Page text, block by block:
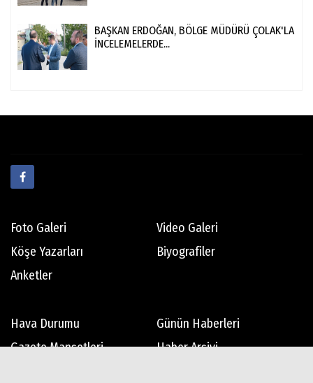
BAŞKAN ERDOĞAN, BÖLGE MÜDÜRÜ ÇOLAK'LA
İNCELEMELERDE...
Foto Galeri
Video Galeri
Köşe Yazarları
Biyografiler
Anketler
Hava Durumu
Günün Haberleri
Gazete Manşetleri
Haber Arşivi